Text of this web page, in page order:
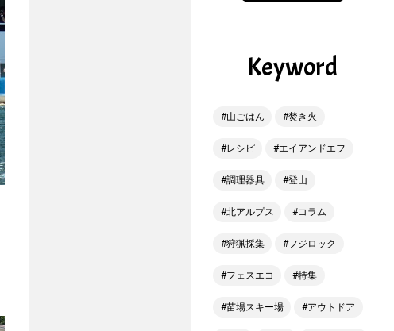
Keyword
山ごはん 焚き火
レシピ エイアンドエフ
調理器具 登山
北アルプス コラム
狩猟採集 フジロック
フェスエコ 特集
苗場スキー場 アウトドア